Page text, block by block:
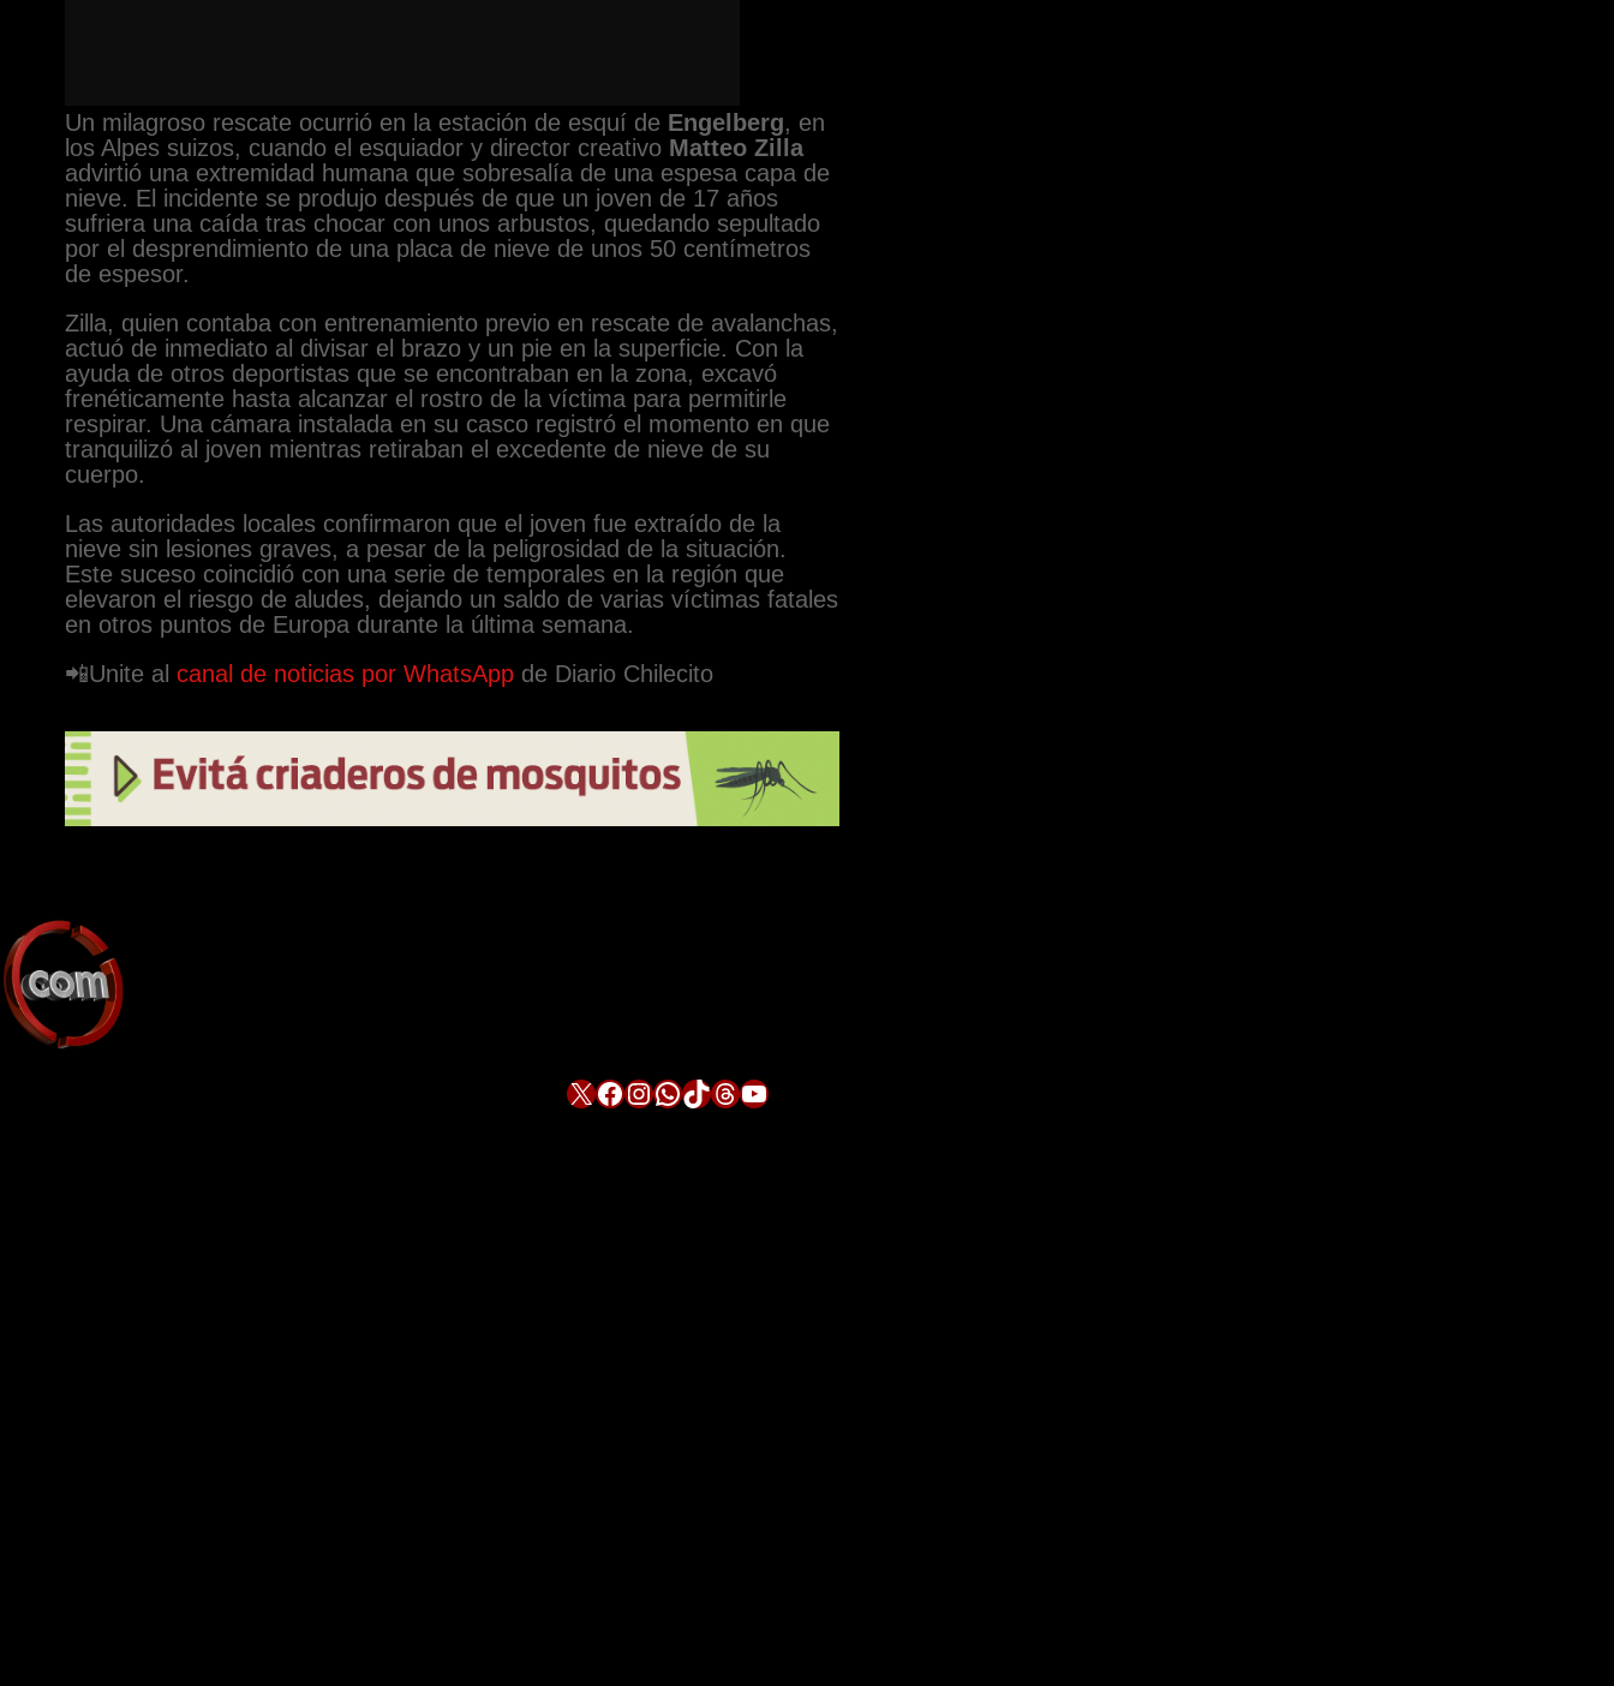
Un milagroso rescate ocurrió en la estación de esquí de Engelberg, en
los Alpes suizos, cuando el esquiador y director creativo Matteo Zilla
advirtió una extremidad humana que sobresalía de una espesa capa de
nieve. El incidente se produjo después de que un joven de 17 años
sufriera una caída tras chocar con unos arbustos, quedando sepultado
por el desprendimiento de una placa de nieve de unos 50 centímetros
de espesor.
Zilla, quien contaba con entrenamiento previo en rescate de avalanchas,
actuó de inmediato al divisar el brazo y un pie en la superficie. Con la
ayuda de otros deportistas que se encontraban en la zona, excavó
frenéticamente hasta alcanzar el rostro de la víctima para permitirle
respirar. Una cámara instalada en su casco registró el momento en que
tranquilizó al joven mientras retiraban el excedente de nieve de su
cuerpo.
Las autoridades locales confirmaron que el joven fue extraído de la
nieve sin lesiones graves, a pesar de la peligrosidad de la situación.
Este suceso coincidió con una serie de temporales en la región que
elevaron el riesgo de aludes, dejando un saldo de varias víctimas fatales
en otros puntos de Europa durante la última semana.
📲Unite al canal de noticias por WhatsAppde Diario Chilecito
X Facebook InstagramWhatsApp TikTok Threads YouTube